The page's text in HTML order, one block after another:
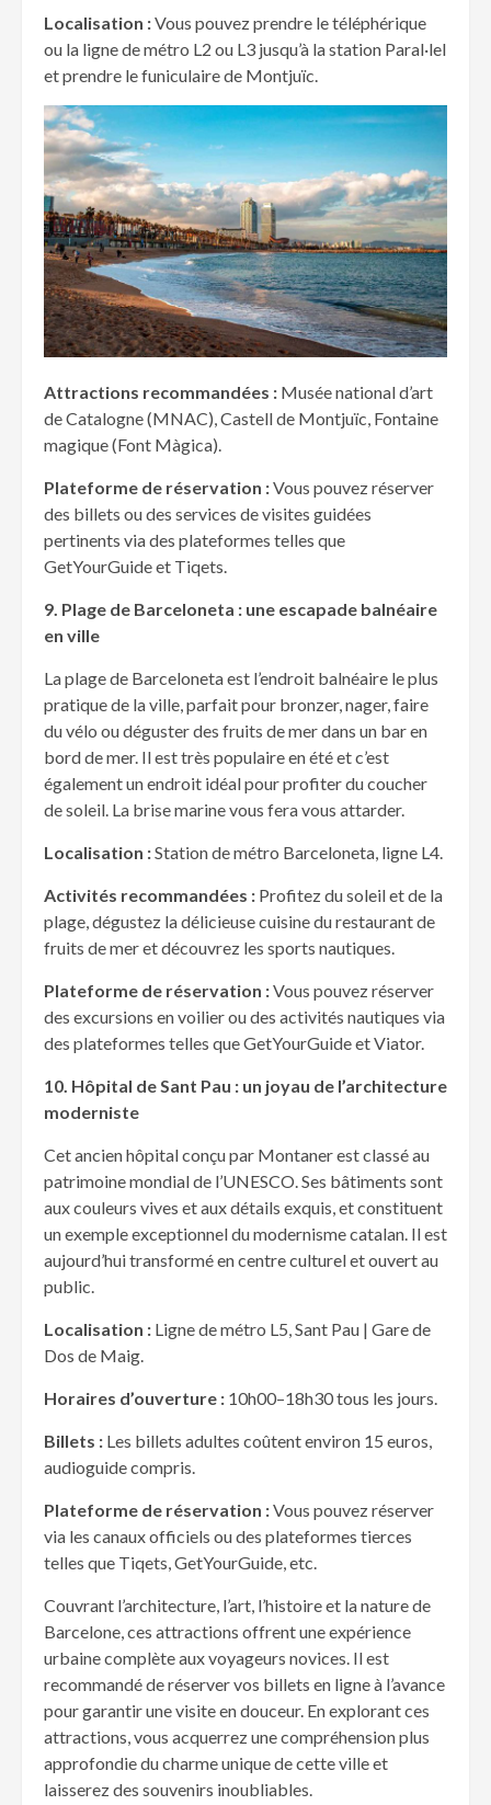
Localisation :Vous pouvez prendre le téléphérique
ou la ligne de métro L2 ou L3 jusqu’à la station Paral·lel
et prendre le funiculaire de Montjuïc.
Attractions recommandées : Musée national d’art
de Catalogne (MNAC), Castell de Montjuïc, Fontaine
magique (Font Màgica).
Plateforme de réservation :Vous pouvez réserver
des billets ou des services de visites guidées
pertinents via des plateformes telles que
GetYourGuide et Tiqets.
9. Plage de Barceloneta : une escapade balnéaire
en ville
La plage de Barceloneta est l’endroit balnéaire le plus
pratique de la ville, parfait pour bronzer, nager, faire
du vélo ou déguster des fruits de mer dans un bar en
bord de mer. Il est très populaire en été et c’est
également un endroit idéal pour profiter du coucher
de soleil. La brise marine vous fera vous attarder.
Localisation :Station de métro Barceloneta, ligne L4.
Activités recommandées : Profitez du soleil et de la
plage, dégustez la délicieuse cuisine du restaurant de
fruits de mer et découvrez les sports nautiques.
Plateforme de réservation :Vous pouvez réserver
des excursions en voilier ou des activités nautiques via
des plateformes telles que GetYourGuide et Viator.
10. Hôpital de Sant Pau : un joyau de l’architecture
moderniste
Cet ancien hôpital conçu par Montaner est classé au
patrimoine mondial de l’UNESCO. Ses bâtiments sont
aux couleurs vives et aux détails exquis, et constituent
un exemple exceptionnel du modernisme catalan. Il est
aujourd’hui transformé en centre culturel et ouvert au
public.
Localisation : Ligne de métro L5, Sant Pau | Gare de
Dos de Maig.
Horaires d’ouverture : 10h00–18h30 tous les jours.
Billets : Les billets adultes coûtent environ 15 euros,
audioguide compris.
Plateforme de réservation :Vous pouvez réserver
via les canaux officiels ou des plateformes tierces
telles que Tiqets, GetYourGuide, etc.
Couvrant l’architecture, l’art, l’histoire et la nature de
Barcelone, ces attractions offrent une expérience
urbaine complète aux voyageurs novices. Il est
recommandé de réserver vos billets en ligne à l’avance
pour garantir une visite en douceur. En explorant ces
attractions, vous acquerrez une compréhension plus
approfondie du charme unique de cette ville et
laisserez des souvenirs inoubliables.